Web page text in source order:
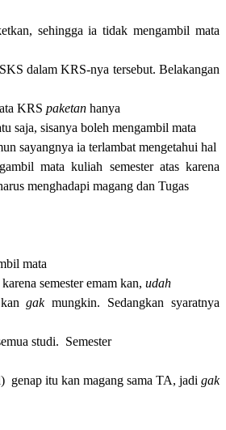
sehingga ia tidak mengambil mata
dalam KRS-nya tersebut. Belakangan
KRS paketan hanya
saja, sisanya boleh mengambil mata
sayangnya ia terlambat mengetahui hal
matakuliah semester atas karena
menghadapi magang dan Tugas
mata
karena semesteremam kan, udah
kangakmungkin. Sedangkan syaratnya
studi. Semester
genap itu kan magang sama TA, jadi gak